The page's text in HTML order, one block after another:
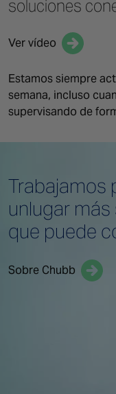
soluciones
Ver vídeo
Estamos siempre
semana, incluso
supervisando de
Trabajamos
unlugar
que puede
Sobre Chubb